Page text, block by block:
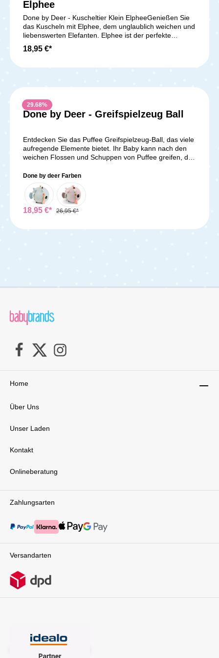
Elphee
Done by Deer - Kuscheltier Klein ElpheeGenießen Sie
das Kuscheln mit Elphee, dem unglaublich weichen und
liebenswerten Elefanten. Elphee ist der perfekte
Begleiter, der Ihre Geheimnisse bewahrt und immer an
Ihrer Seite ist. Mit ihm können Sie lachen und
by Deer - Kuscheltier Klein Elphee
18,95 €*
29.68%
Done by Deer - Greifspielzeug Ball
Entdecken Sie das Puffee Greifspielzeug-Ball, das viele
aufregende Elemente bietet. Ihr Baby kann nach den
weichen Flossen und Schuppen von Puffee greifen, das
verschiedenen Texturen und bunten Etiketten
erkunden. Wenn Sie ihm einen kleinen Schubs geben,
macht er ein lustiges Geräusch, das die Kleinen dazu
ermutigt, ihm nachzukrabbeln. Der süße Silikon-
Beißring in Form von Puffees Schwanz hat
und beruhigen. Der fröhliche rosa Kugelfisch bietet
Done by deer Farben
18,95 €* 26,95 €*
Zahlungsarten
Versandarten
Home
Über Uns
Unser Laden
Kontakt
Onlineberatung